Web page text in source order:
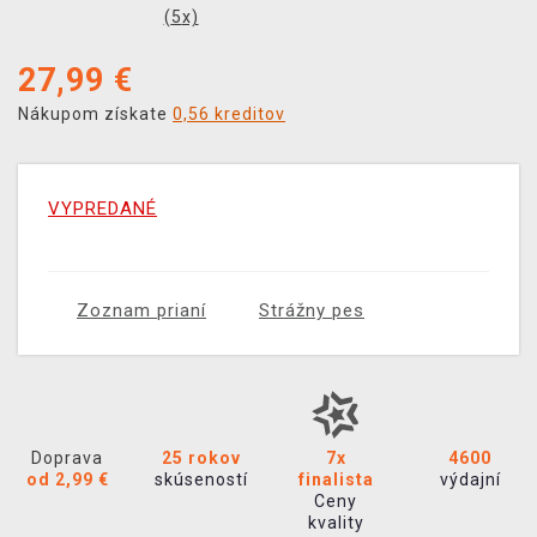
(5x)
27,99 €
Nákupom získate 0,56 kreditov
VYPREDANÉ
Zoznam prianí Strážny pes
Doprava
od 2,99 €
25 rokov
skúseností
7x
finalista
Ceny
kvality
4600
výdajní